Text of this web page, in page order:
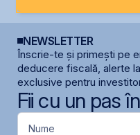
NEWSLETTER
Înscrie-te și primești pe
deducere fiscală, alerte
exclusive pentru
Fii cu un pas
Nume